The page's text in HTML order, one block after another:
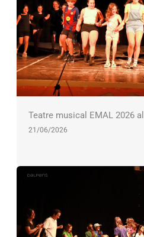
Teatre musical EMAL 2026
21/06/2026